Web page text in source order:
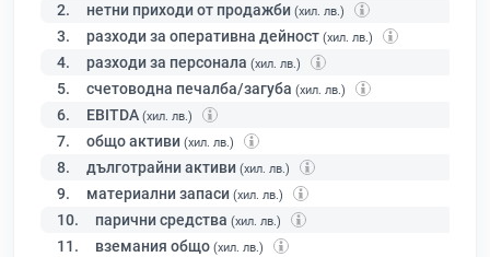
2. нетни приходи от продажби (хил. лв.)
3. разходи за оперативна дейност (хил. лв.)
4. разходи за персонала (хил. лв.)
5. счетоводна печалба/загуба (хил. лв.)
6. EBITDA (хил. лв.)
7. общо активи (хил. лв.)
8. дълготрайни активи (хил. лв.)
9. материални запаси (хил. лв.)
10. парични средства (хил. лв.)
11. вземания общо (хил. лв.)